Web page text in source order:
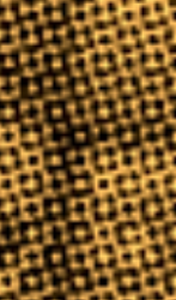
más que
falta es